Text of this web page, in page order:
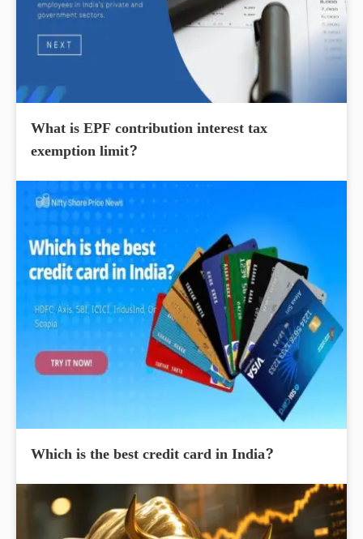
What is EPF contribution interest tax
exemption limit?
Which is the best credit card in India?